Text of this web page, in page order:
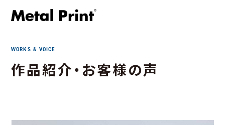
作品紹介・お客様の声
WORKS & VOICE